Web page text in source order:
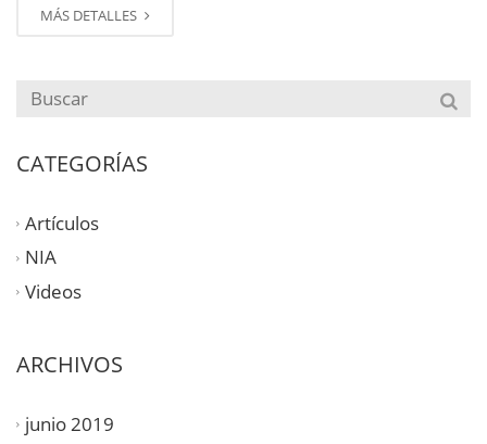
MÁS DETALLES
CATEGORÍAS
Artículos
NIA
Videos
ARCHIVOS
junio 2019